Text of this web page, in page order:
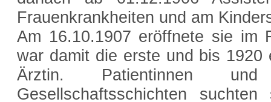
Frauenkrankheiten und am
Am 16.10.1907 eröffnete sie im
war damit die erste und bis 1920
Ärztin. Patientinnen
Gesellschaftsschichten